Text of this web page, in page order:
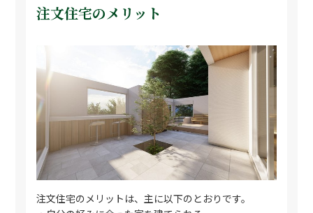
注文住宅のメリット
注文住宅のメリットは、主に以下のとおりです。